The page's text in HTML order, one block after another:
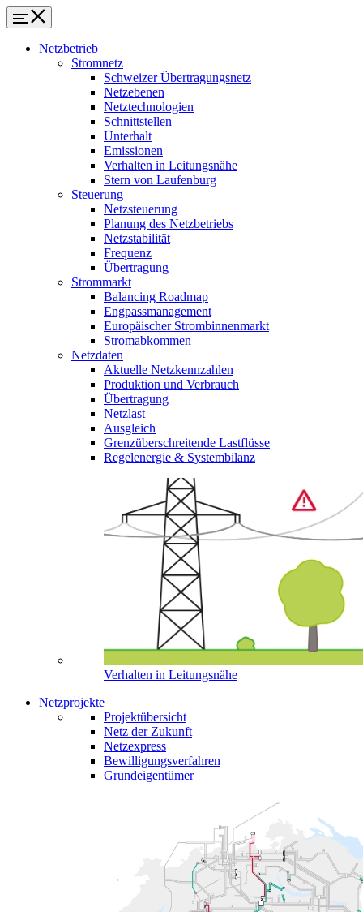
Netzbetrieb
Stromnetz
Schweizer Übertragungsnetz
Netzebenen
Netztechnologien
Schnittstellen
Unterhalt
Emissionen
Verhalten in Leitungsnähe
Stern von Laufenburg
Steuerung
Netzsteuerung
Planung des Netzbetriebs
Netzstabilität
Frequenz
Übertragung
Strommarkt
Balancing Roadmap
Engpassmanagement
Europäischer Strombinnenmarkt
Stromabkommen
Netzdaten
Aktuelle Netzkennzahlen
Produktion und Verbrauch
Übertragung
Netzlast
Ausgleich
Grenzüberschreitende Lastflüsse
Regelenergie & Systembilanz
Verhalten in Leitungsnähe
Netzprojekte
Projektübersicht
Netz der Zukunft
Netzexpress
Bewilligungsverfahren
Grundeigentümer